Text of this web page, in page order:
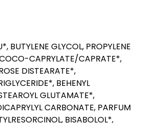
BUTYLENE GLYCOL, PROPYLENE
CAPRYLATE/CAPRATE*,
DISTEARATE*,
BEHENYL
GLUTAMATE*,
CARBONATE, PARFUM
BISABOLOL*,